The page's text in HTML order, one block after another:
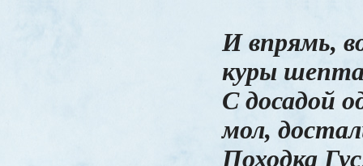
И впрямь,
куры
С досадой
мол,
Походка